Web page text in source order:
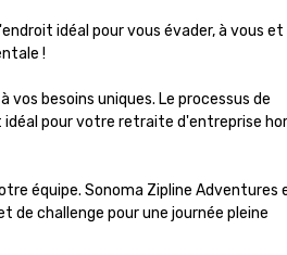
idéal pour vous évader, à vous et
!
besoins uniques. Le processus de
pour votre retraite d'entreprise
équipe. Sonoma Zipline Adventures
de challenge pour une journée pleine